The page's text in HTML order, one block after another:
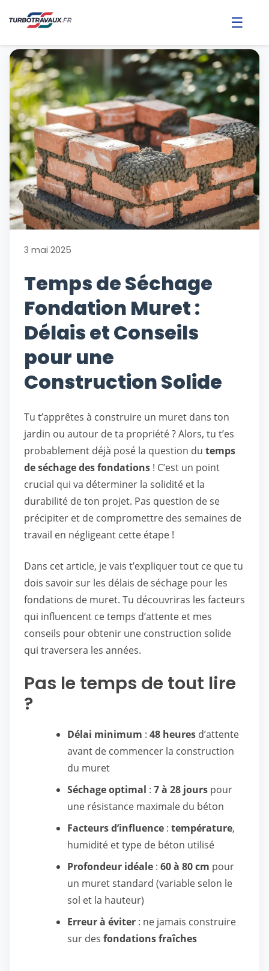
☰
3 mai 2025
Temps de Séchage
Fondation Muret :
Délais et Conseils
pour une
Construction Solide
Tu t’apprêtes à construire un muret dans ton
jardin ou autour de ta propriété ? Alors, tu t’es
probablement déjà posé la question du temps
de séchage des fondations ! C’est un point
crucial qui va déterminer la solidité et la
durabilité de ton projet. Pas question de se
précipiter et de compromettre des semaines de
travail en négligeant cette étape !
Dans cet article, je vais t’expliquer tout ce que tu
dois savoir sur les délais de séchage pour les
fondations de muret. Tu découvriras les facteurs
qui influencent ce temps d’attente et mes
conseils pour obtenir une construction solide
qui traversera les années.
Pas le temps de tout lire
?
Délai minimum : 48 heures d’attente
avant de commencer la construction
du muret
Séchage optimal : 7 à 28 jours pour
une résistance maximale du béton
Facteurs d’influence : température,
humidité et type de béton utilisé
Profondeur idéale : 60 à 80 cm pour
un muret standard (variable selon le
sol et la hauteur)
Erreur à éviter : ne jamais construire
sur des fondations fraîches